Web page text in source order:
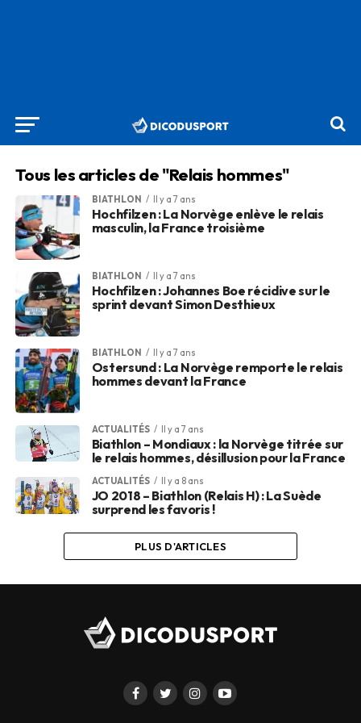
Tous les articles de "Relais hommes"
BIATHLON Il y a 7 ans
Hochfilzen : La Norvège enlève le relais
masculin, la France troisième
BIATHLON Il y a 7 ans
Hochfilzen : Johannes Boe récidive sur le
sprint devant Simon Desthieux
BIATHLON Il y a 7 ans
Ostersund : La Norvège remporte le relais
hommes devant la France
ACTUALITÉS Il y a 7 ans
Biathlon – Mondiaux : la Norvège titrée sur
le relais hommes, désillusion pour la France
ACTUALITÉS Il y a 8 ans
JO 2018 – Biathlon (Relais H) : La Suède
surprend les favoris !
PLUS D'ARTICLES